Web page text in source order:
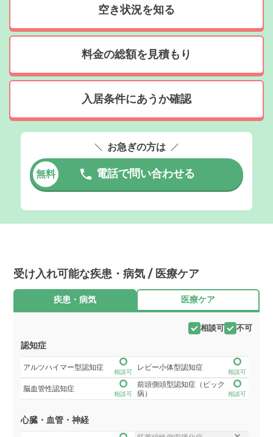
空き状況を知る
料金の総額を見積もり
入居条件にあうか確認
お急ぎの方は
無料 電話で問い合わせる
受け入れ可能な疾患・病気 / 医療ケア
疾患・病気 医療ケア
相談可 不可
認知症
アルツハイマー型認知症
相談可
レビー小体型認知症
相談可
脳血管性認知症
相談可
前頭側頭型認知症（ピック
病）
相談可
心臓・血管・神経